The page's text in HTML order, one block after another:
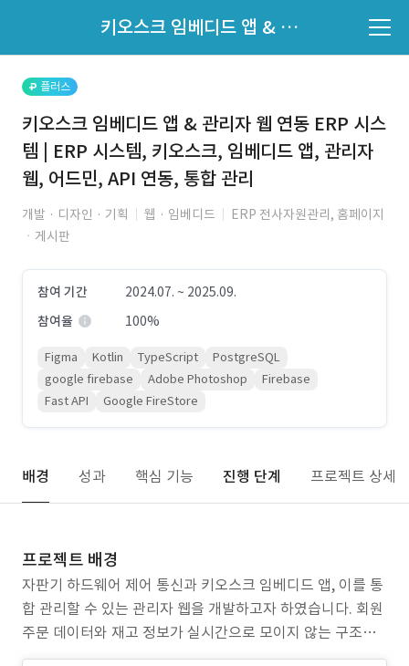
키오스크 임베디드 앱 & 관리자 웹 연동 ERP 시스템 | ERP 시스템, 키오스크, 임베디드 앱, 관리자 웹, 어드민, API 연동, 통합 관리
지원자 목록 바로가기
플러스
키오스크 임베디드 앱 & 관리자 웹 연동 ERP 시스
템 | ERP 시스템, 키오스크, 임베디드 앱, 관리자
웹, 어드민, API 연동, 통합 관리
개발 · 디자인 · 기획 웹 · 임베디드
ERP 전사자원관리, 홈페이지
ㆍ게시판
참여 기간
2024.07. ~ 2025.09.
참여율
100%
Figma Kotlin TypeScript
PostgreSQL
google firebase
Adobe Photoshop
Firebase
Fast API
Google FireStore
배경 성과 핵심 기능 진행 단계 프로젝트 상세
프로젝트 배경
자판기 하드웨어 제어 통신과 키오스크 임베디드 앱, 이를 통
합 관리할 수 있는 관리자 웹을 개발하고자 하였습니다. 회원
주문 데이터와 재고 정보가 실시간으로 모이지 않는 구조로
인해 운영 효율화와 데이터 기반 관리가 필요한 상황이었습